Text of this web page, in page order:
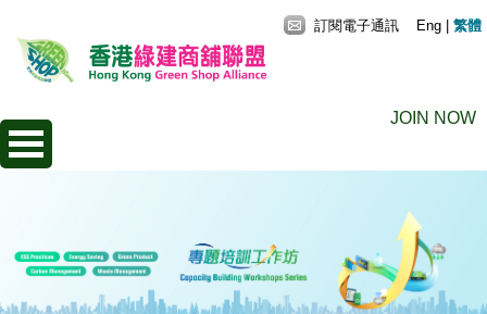
JOIN NOW
訂閱電子通訊 Eng 繁體